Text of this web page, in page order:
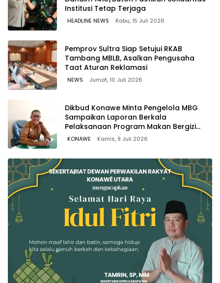
Institusi Tetap Terjaga
HEADLINE NEWS Rabu, 15 Juli 2026
Pemprov Sultra Siap Setujui RKAB
Tambang MBLB, Asalkan Pengusaha
Taat Aturan Reklamasi
NEWS Jumat, 10 Juli 2026
Dikbud Konawe Minta Pengelola MBG
Sampaikan Laporan Berkala
Pelaksanaan Program Makan Bergizi
Gratis
KONAWE Kamis, 9 Juli 2026